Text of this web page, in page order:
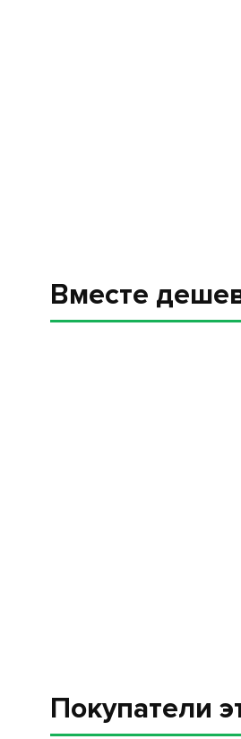
Вместе
Покупатели